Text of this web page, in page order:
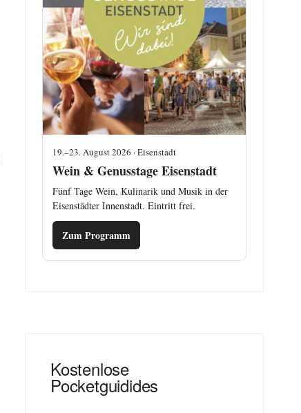
19.–23. August 2026 · Eisenstadt
Wein & Genusstage Eisenstadt
Fünf Tage Wein, Kulinarik und Musik in der
Eisenstädter Innenstadt. Eintritt frei.
Zum Programm
Kostenlose
Pocketguidides